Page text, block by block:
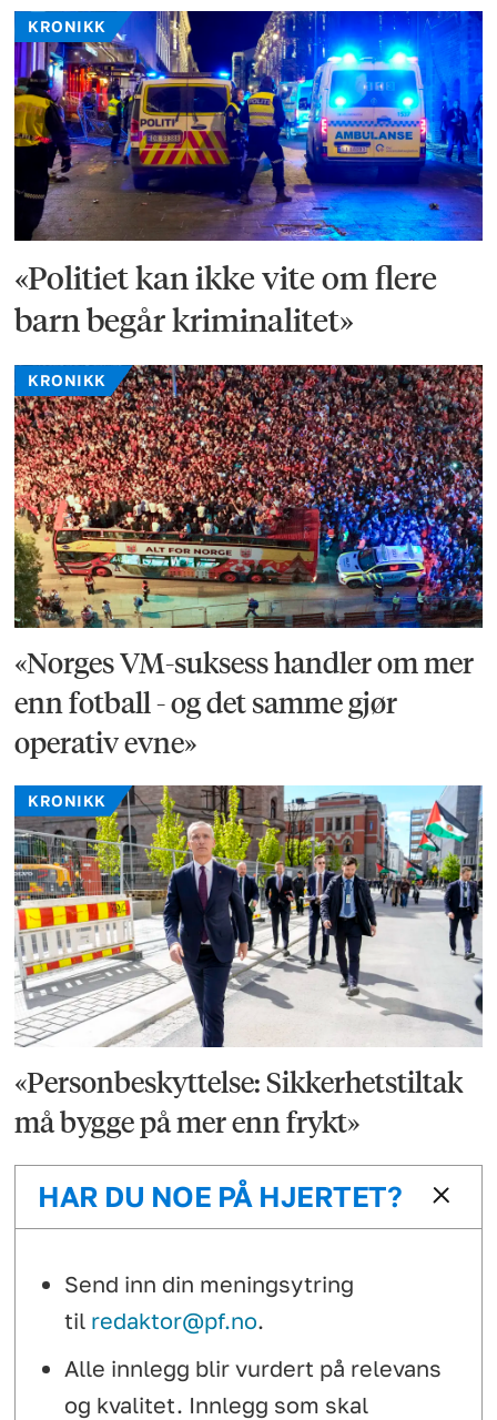
KRONIKK
«Politiet kan ikke vite om flere
barn begår kriminalitet»
KRONIKK
«Norges VM-suksess handler om mer
enn fotball - og det samme gjør
operativ evne»
KRONIKK
«Personbeskyttelse: Sikkerhetstiltak
må bygge på mer enn frykt»
HAR DU NOE PÅ HJERTET?
Send inn din meningsytring
til redaktor@pf.no.
Alle innlegg blir vurdert på relevans
og kvalitet. Innlegg som skal